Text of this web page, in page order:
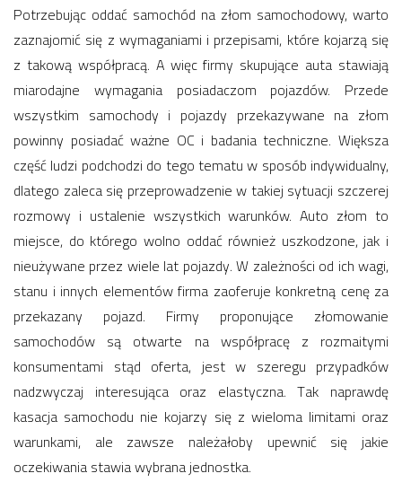
Potrzebując oddać samochód na złom samochodowy, warto
zaznajomić się z wymaganiami i przepisami, które kojarzą się
z takową współpracą. A więc firmy skupujące auta stawiają
miarodajne wymagania posiadaczom pojazdów. Przede
wszystkim samochody i pojazdy przekazywane na złom
powinny posiadać ważne OC i badania techniczne. Większa
część ludzi podchodzi do tego tematu w sposób indywidualny,
dlatego zaleca się przeprowadzenie w takiej sytuacji szczerej
rozmowy i ustalenie wszystkich warunków. Auto złom to
miejsce, do którego wolno oddać również uszkodzone, jak i
nieużywane przez wiele lat pojazdy. W zależności od ich wagi,
stanu i innych elementów firma zaoferuje konkretną cenę za
przekazany pojazd. Firmy proponujące złomowanie
samochodów są otwarte na współpracę z rozmaitymi
konsumentami stąd oferta, jest w szeregu przypadków
nadzwyczaj interesująca oraz elastyczna. Tak naprawdę
kasacja samochodu nie kojarzy się z wieloma limitami oraz
warunkami, ale zawsze należałoby upewnić się jakie
oczekiwania stawia wybrana jednostka.